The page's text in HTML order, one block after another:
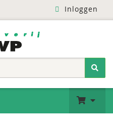
Inloggen